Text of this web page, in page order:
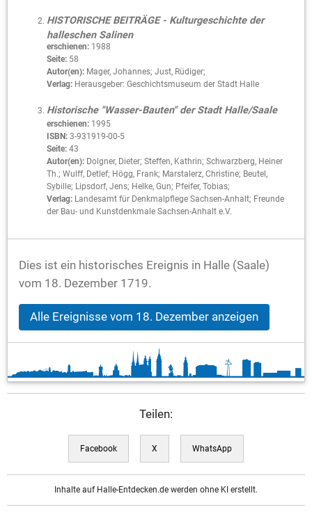
HISTORISCHE BEITRÄGE - Kulturgeschichte der
halleschen Salinen
erschienen: 1988
Seite: 58
Autor(en): Mager, Johannes; Just, Rüdiger;
Verlag: Herausgeber: Geschichtsmuseum der Stadt Halle
Historische "Wasser-Bauten" der Stadt Halle/Saale
erschienen: 1995
ISBN: 3-931919-00-5
Seite: 43
Autor(en): Dolgner, Dieter; Steffen, Kathrin; Schwarzberg, Heiner
Th.; Wulff, Detlef; Högg, Frank; Marstalerz, Christine; Beutel,
Sybille; Lipsdorf, Jens; Helke, Gun; Pfeifer, Tobias;
Verlag: Landesamt für Denkmalpflege Sachsen-Anhalt; Freunde
der Bau- und Kunstdenkmale Sachsen-Anhalt e.V.
Dies ist ein historisches Ereignis in Halle (Saale)
vom 18. Dezember 1719.
Alle Ereignisse vom 18. Dezember anzeigen
Teilen:
Facebook X WhatsApp
Inhalte auf Halle-Entdecken.de werden ohne KI erstellt.